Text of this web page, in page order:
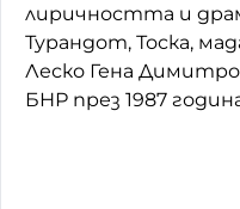
лиричността и
Турандот, Тоска,
Леско Гена
БНР през 1987